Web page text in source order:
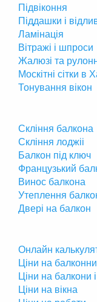
Підвіконня
Піддашки і
Ламінація
Вітражі і шпроси
Жалюзі та
Москітні сітки в
Тонування вікон
Скління балкона
Скління лоджіі
Балкон під ключ
Французький
Винос балкона
Утеплення
Двері на балкон
Онлайн
Ціни на
Ціни на балкони
Ціни на вікна